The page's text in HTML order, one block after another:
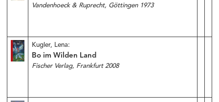
Vandenhoeck & Ruprecht, Göttingen 1973
Kugler, Lena:
Bo im Wilden Land
Fischer Verlag, Frankfurt 2008